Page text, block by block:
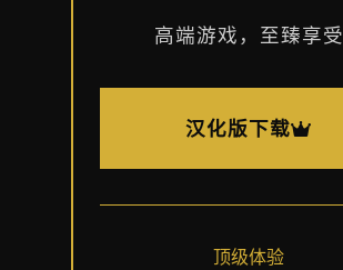
高端游戏，至臻享受
汉化版下载
顶级体验